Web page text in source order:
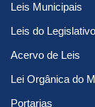
Leis Municipais
Leis do Legislativo
Acervo de Leis
Lei Orgânica do
Portarias